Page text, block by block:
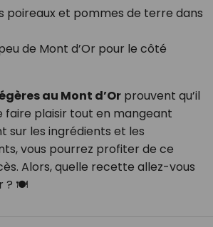
poireaux et pommes de terre dans
de Mont d’Or pour le côté
au Mont d’Orprouvent qu’il
faire plaisir tout en mangeant
sur les ingrédients et les
vous pourrez profiter de ce
Alors, quelle recette allez-vous
? 🍽️